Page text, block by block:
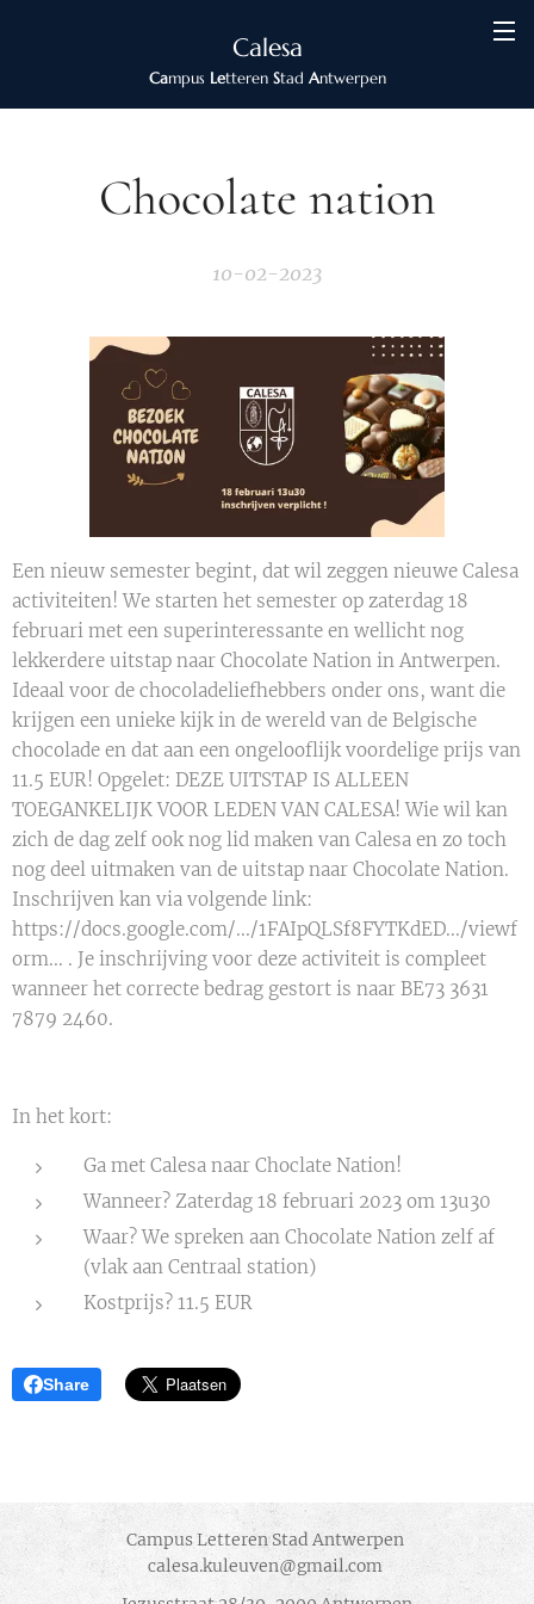
Calesa
Campus Letteren Stad Antwerpen
Chocolate nation
10-02-2023
Een nieuw semester begint, dat wil zeggen nieuwe Calesa
activiteiten! We starten het semester op zaterdag 18
februari met een superinteressante en wellicht nog
lekkerdere uitstap naar Chocolate Nation in Antwerpen.
Ideaal voor de chocoladeliefhebbers onder ons, want die
krijgen een unieke kijk in de wereld van de Belgische
chocolade en dat aan een ongelooflijk voordelige prijs van
11.5 EUR! Opgelet: DEZE UITSTAP IS ALLEEN
TOEGANKELIJK VOOR LEDEN VAN CALESA! Wie wil kan
zich de dag zelf ook nog lid maken van Calesa en zo toch
nog deel uitmaken van de uitstap naar Chocolate Nation.
Inschrijven kan via volgende link:
https://docs.google.com/.../1FAIpQLSf8FYTKdED.../viewf
orm... . Je inschrijving voor deze activiteit is compleet
wanneer het correcte bedrag gestort is naar BE73 3631
7879 2460.
In het kort:
Ga met Calesa naar Choclate Nation!
Wanneer? Zaterdag 18 februari 2023 om 13u30
Waar? We spreken aan Chocolate Nation zelf af
(vlak aan Centraal station)
Kostprijs? 11.5 EUR
Share
Campus Letteren Stad Antwerpen
calesa.kuleuven@gmail.com